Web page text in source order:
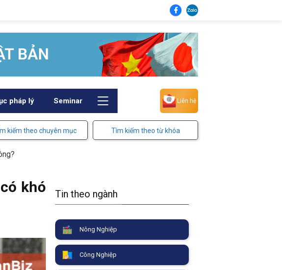
pháp lý Seminar Liên hệ
kiếm theo chuyên mục Tìm kiếm theo từ khóa
khó
Tin theo ngành
Nông Nghiệp
Công Nghiệp